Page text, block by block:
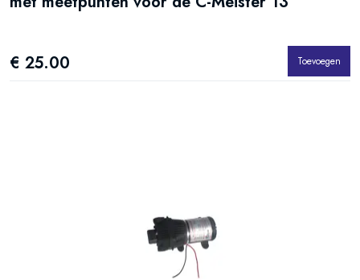
€ 25.00 Toevoegen